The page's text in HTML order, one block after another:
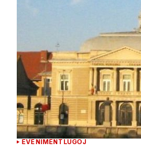
EVENIMENTLUGOJ